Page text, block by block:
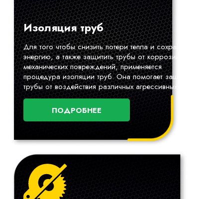
Изоляция труб
Для того чтобы снизить потери тепла и сохранить
энергию, а также защитить трубы от коррозии и
механических повреждений, применяется
процедура изоляции труб. Она помогает защитить
трубы от воздействия различных агрессивных сред.
ПОДРОБНЕЕ